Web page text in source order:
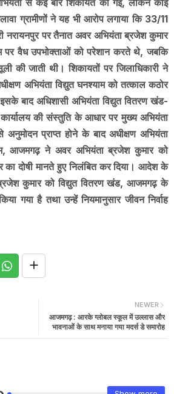
से कई बार शिकायत की गई, लेकिन कोई
ग्रामीणों ने यह भी आरोप लगाया कि 33/11
नरायनपुर पर तैनात अवर अभियंता ब्रजेश कुमार
पर वैध उपभोक्ताओं को परेशान करते थे, जबकि
की जाती थी। शिकायतों पर जिलाधिकारी ने
अभियंता विद्युत घनश्याम को तत्काल कठोर
इसके बाद अधिशासी अभियंता विद्युत वितरण खंड-
की संस्तुति के आधार पर मुख्य अभियंता
प्राप्त होने के बाद अधीक्षण अभियंता
आजमगढ़ ने अवर अभियंता ब्रजेश कुमार को
का दोषी मानते हुए निलंबित कर दिया। आदेश के
कुमार को विद्युत वितरण खंड, आजमगढ़ के
गया है तथा उन्हें नियमानुसार जीवन निर्वाह
NEWER
आजमगढ़ : आरके ग्लोबल स्कूल में उल्लास और
भावनाओं के साथ मनाया गया मदर्स डे समारोह